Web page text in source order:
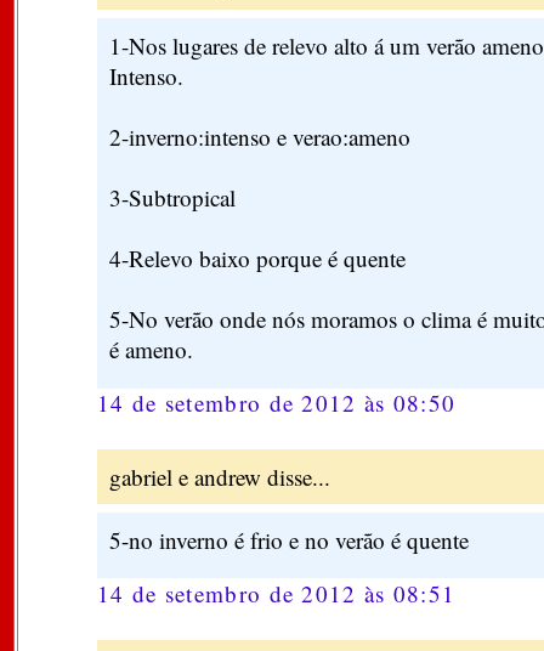
1-Nos lugares de relevo alto á um verão
Intenso.
2-inverno:intenso e verao:ameno
3-Subtropical
4-Relevo baixo porque é quente
5-No verão onde nós moramos o clima é
é ameno.
14 de setembro de 2012 às 08:50
gabriel e andrew disse...
5-no inverno é frio e no verão é quente
14 de setembro de 2012 às 08:51